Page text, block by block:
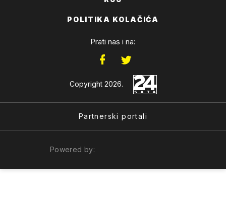
POLITIKA KOLAČIĆA
Prati nas i na:
Copyright 2026.
Partnerski portali
Powered by: